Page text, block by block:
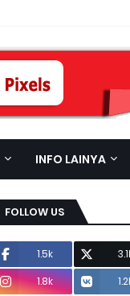
INFO LAINYA
FOLLOW US
1.5k
1.8k